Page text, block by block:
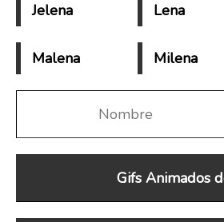
Jelena Lena
Malena Milena
Gifs Animados